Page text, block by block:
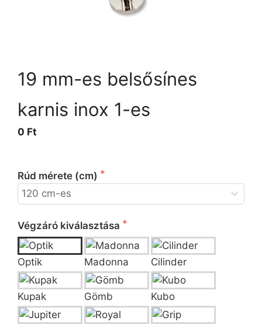
19 mm-es belsősínes
karnis inox 1-es
0 Ft
Rúd mérete (cm)
Végzáró kiválasztása
Optik Madonna Cilinder
Kupak Gömb Kubo